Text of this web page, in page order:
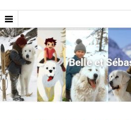
Belle et